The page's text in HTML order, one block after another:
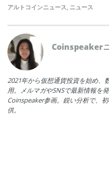
アルトコインニュース, ニュース
Coinspeaker
2021年から仮想通貨投資を始め、
用。メルマガやSNSで最新情報を
Coinspeaker参画。鋭い分析で、
供。